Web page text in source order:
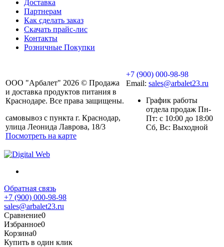
Доставка
Партнерам
Как сделать заказ
Скачать прайс-лис
Контакты
Розничные Покупки
ООО "Арбалет" 2026 © Продажа
и доставка продуктов питания в
Краснодаре. Все права защищены.
самовывоз с пункта г. Краснодар,
улица Леонида Лаврова, 18/3
Посмотреть на карте
+7 (900) 000-98-98
Email: sales@arbalet23.ru
График работы
отдела продаж Пн-
Пт: с 10:00 до 18:00
Сб, Вс: Выходной
Обратная связь
+7 (900) 000-98-98
sales@arbalet23.ru
Сравнение0
Избранное0
Корзина0
Купить в один клик